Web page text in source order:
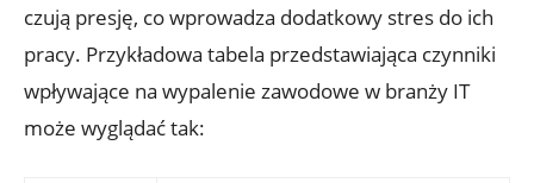
czują presję, co wprowadza dodatkowy stres do ich
pracy. Przykładowa tabela przedstawiająca czynniki
wpływające na wypalenie zawodowe w branży IT
może wyglądać tak: